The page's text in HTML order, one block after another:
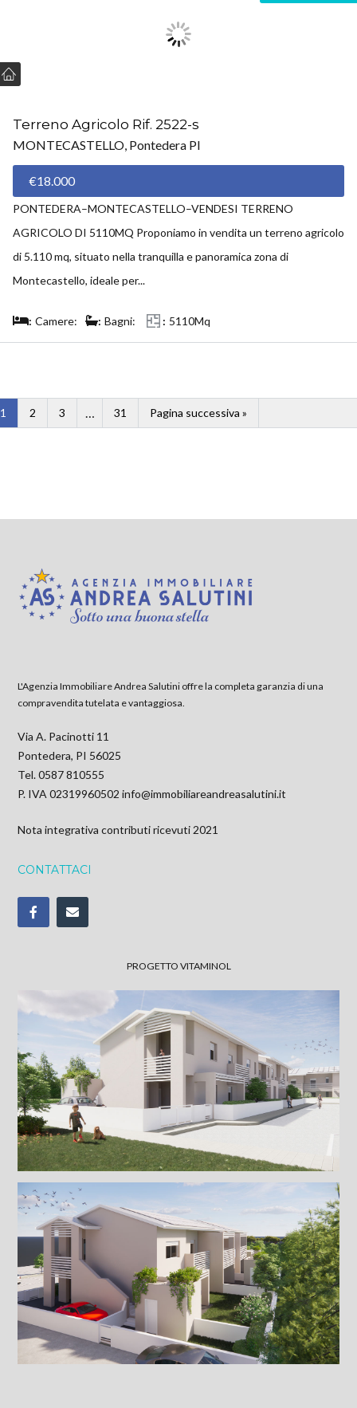
Terreno Agricolo Rif. 2522-s
MONTECASTELLO, Pontedera PI
€18.000
PONTEDERA–MONTECASTELLO–VENDESI TERRENO
AGRICOLO DI 5110MQ Proponiamo in vendita un terreno agricolo
di 5.110 mq, situato nella tranquilla e panoramica zona di
Montecastello, ideale per...
Camere: Bagni: 5110Mq
1 2 3 … 31 Pagina successiva »
L'Agenzia Immobiliare Andrea Salutini offre la completa garanzia di una
compravendita tutelata e vantaggiosa.
Via A. Pacinotti 11
Pontedera, PI 56025
Tel. 0587 810555
P. IVA 02319960502info@immobiliareandreasalutini.it
Nota integrativa contributi ricevuti 2021
CONTATTACI
PROGETTO VITAMINOL